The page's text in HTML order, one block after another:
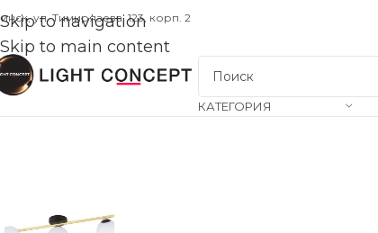
Skip to navigation
Skip to main content
ул. Тимирязева, 123, корп. 2
КАТЕГОРИЯ